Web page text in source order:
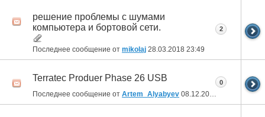
решение проблемы с шумами
компьютера и бортовой сети.
Последнее сообщение от mikolaj 28.03.2018 23:49
2
Terratec Produer Phase 26 USB
Последнее сообщение от Artem_Alyabyev 08.12.2016
0